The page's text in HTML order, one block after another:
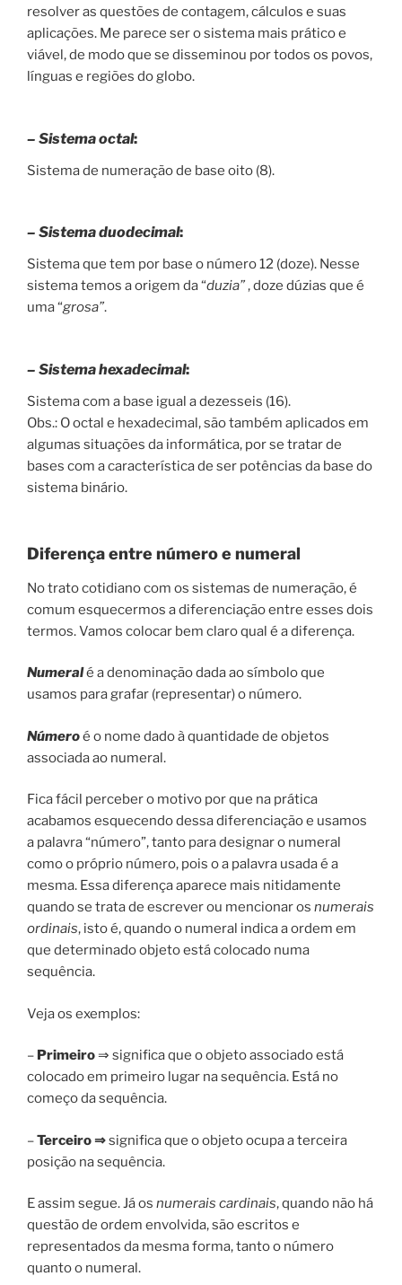
resolver as questões de contagem, cálculos e suas
aplicações. Me parece ser o sistema mais prático e
viável, de modo que se disseminou por todos os povos,
línguas e regiões do globo.
– Sistema octal:
Sistema de numeração de base oito (8).
– Sistema duodecimal:
Sistema que tem por base o número 12 (doze). Nesse
sistema temos a origem da “duzia”, doze dúzias que é
uma “grosa”.
– Sistema hexadecimal:
Sistema com a base igual a dezesseis (16).
Obs.: O octal e hexadecimal, são também aplicados em
algumas situações da informática, por se tratar de
bases com a característica de ser potências da base do
sistema binário.
Diferença entre número e numeral
No trato cotidiano com os sistemas de numeração, é
comum esquecermos a diferenciação entre esses dois
termos. Vamos colocar bem claro qual é a diferença.
Numeralé a denominação dada ao símbolo que
usamos para grafar (representar) o número.
Númeroé o nome dado à quantidade de objetos
associada ao numeral.
Fica fácil perceber o motivo por que na prática
acabamos esquecendo dessa diferenciação e usamos
a palavra “número”, tanto para designar o numeral
como o próprio número, pois o a palavra usada é a
mesma. Essa diferença aparece mais nitidamente
quando se trata de escrever ou mencionar os numerais
ordinais, isto é, quando o numeral indica a ordem em
que determinado objeto está colocado numa
sequência.
Veja os exemplos:
– Primeiro⇒ significa que o objeto associado está
colocado em primeiro lugar na sequência. Está no
começo da sequência.
–Terceiro ⇒significa que o objeto ocupa a terceira
posição na sequência.
E assim segue. Já os numerais cardinais, quando não há
questão de ordem envolvida, são escritos e
representados da mesma forma, tanto o número
quanto o numeral.